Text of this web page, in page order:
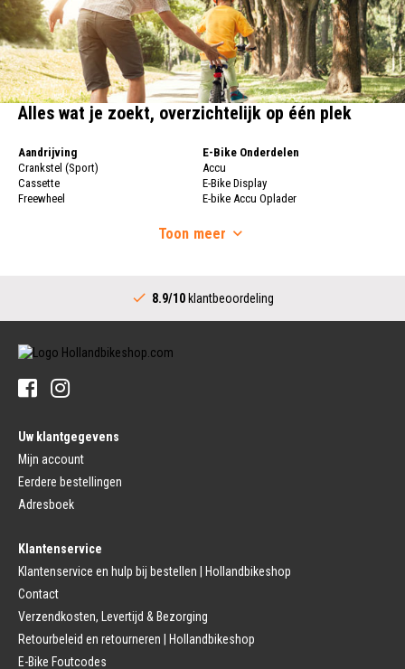
Alles wat je zoekt, overzichtelijk op één plek
Aandrijving
Crankstel (Sport)
Cassette
Freewheel
Versnellingshendel (Stads)
Tandwiel interne Naaf
Banden
Buitenbanden
Fietsbanden Reparatie
Jasbeschermers
Bagagedrager
Fietszadel
Fietszadel
Zadelpen
Zadelpen Bevestiging
Zadeldekje
Voorvork
Voorvork Vast
E-Bike Onderdelen
Accu
E-Bike Display
E-bike Accu Oplader
Fietswielen
Achternaaf
Stuur
Remmen (Stads)
Remkabel
Toon meer
8.9/10 klantbeoordeling
Uw klantgegevens
Mijn account
Eerdere bestellingen
Adresboek
Klantenservice
Klantenservice en hulp bij bestellen | Hollandbikeshop
Contact
Verzendkosten, Levertijd & Bezorging
Retourbeleid en retourneren | Hollandbikeshop
E-Bike Foutcodes